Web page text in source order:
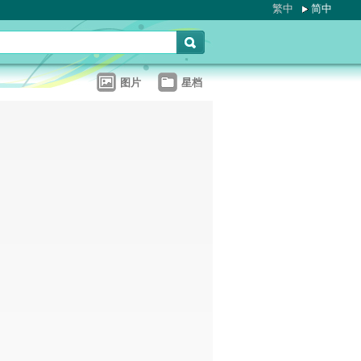
繁中 简中
图片 星档